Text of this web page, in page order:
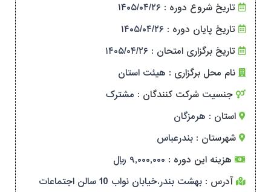
تاریخ شروع دوره : ۱۴۰۵/۰۴/۲۶
تاریخ پایان دوره : ۱۴۰۵/۰۴/۲۶
تاریخ برگزاری امتحان : ۱۴۰۵/۰۴/۲۶
نام محل برگزاری : هیئت استان
جنسیت شرکت کنندگان : مشترک
استان : هرمزگان
شهرستان : بندرعباس
هزینه این دوره : ۹,۰۰۰,۰۰۰ ریال
آدرس :
بهشت بندر.خیابان نواب 10 سالن اجتماعات